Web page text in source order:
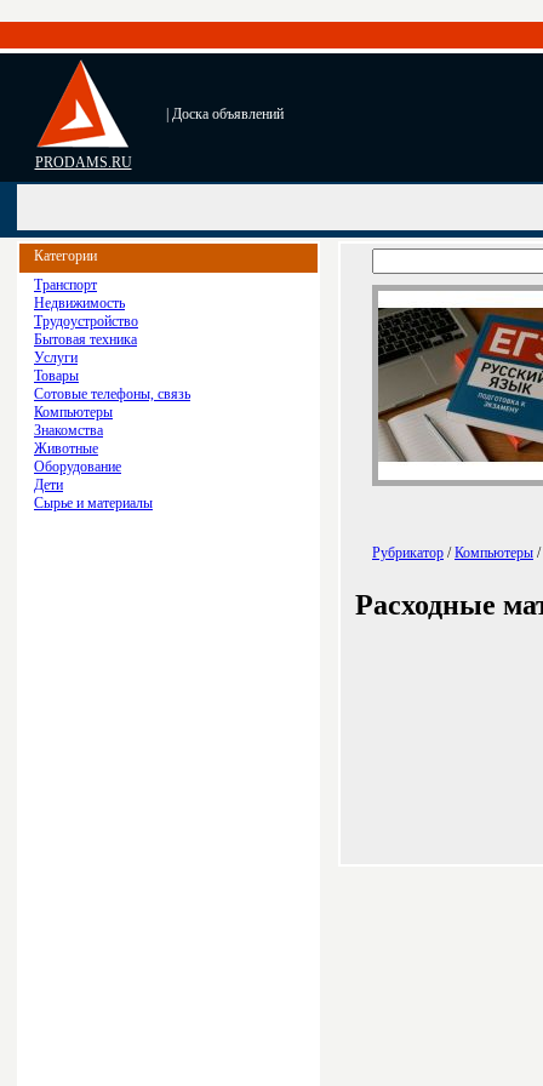
PRODAMS.RU
| Доска объявлений
Категории
Транспорт
Недвижимость
Трудоустройство
Бытовая техника
Услуги
Товары
Сотовые телефоны, связь
Компьютеры
Знакомства
Животные
Оборудование
Дети
Сырье и материалы
Рубрикатор /Компьютеры /
Расходные